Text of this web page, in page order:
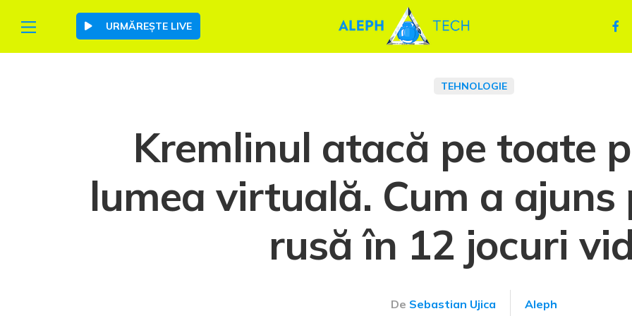
URMĂREȘTE LIVE
TEHNOLOGIE
Kremlinul atacă pe toate
lumea virtuală. Cum a
rusă în 12 jocuri
De Sebastian Ujica Aleph